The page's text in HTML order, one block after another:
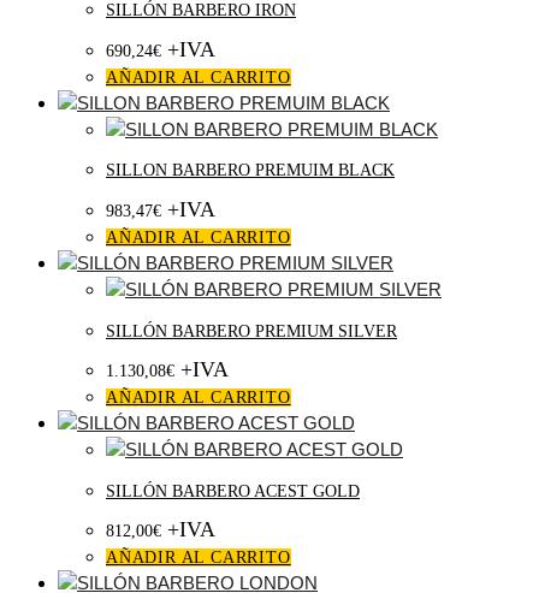
SILLÓN BARBERO IRON
690,24€ +IVA
AÑADIR AL CARRITO
SILLON BARBERO PREMUIM BLACK
983,47€ +IVA
AÑADIR AL CARRITO
SILLÓN BARBERO PREMIUM SILVER
1.130,08€ +IVA
AÑADIR AL CARRITO
SILLÓN BARBERO ACEST GOLD
812,00€ +IVA
AÑADIR AL CARRITO